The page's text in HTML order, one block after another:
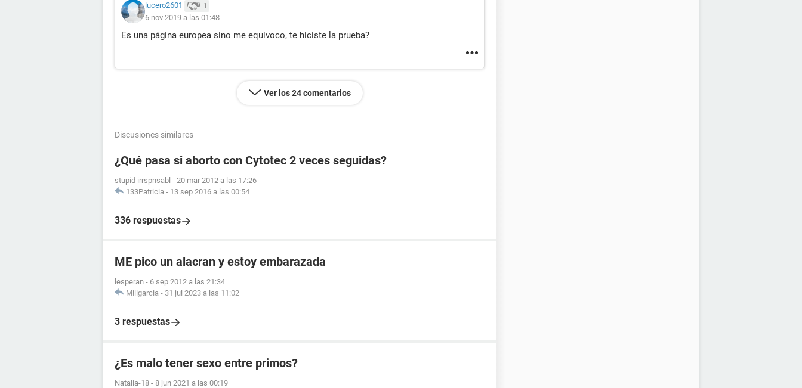
lucero2601 1
6 nov 2019 a las 01:48
Es una página europea sino me equivoco, te hiciste la prueba?
Ver los 24 comentarios
Discusiones similares
¿Qué pasa si aborto con Cytotec 2 veces seguidas?
stupid irrspnsabl - 20 mar 2012 a las 17:26
133Patricia - 13 sep 2016 a las 00:54
336 respuestas
ME pico un alacran y estoy embarazada
lesperan - 6 sep 2012 a las 21:34
Miligarcia - 31 jul 2023 a las 11:02
3 respuestas
¿Es malo tener sexo entre primos?
Natalia-18 - 8 jun 2021 a las 00:19